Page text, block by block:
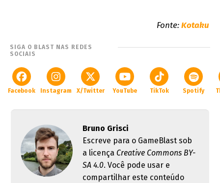
Fonte:Kotaku
SIGA O BLAST NAS REDES
SOCIAIS
Facebook Instagram X/Twitter YouTube TikTok Spotify
Bruno Grisci
Escreve para o GameBlast sob
a licença Creative Commons BY-
SA 4.0. Você pode usar e
compartilhar este conteúdo